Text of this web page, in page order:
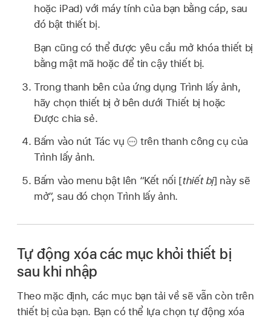
hoặc iPad) với máy tính của bạn bằng cáp, sau
đó bật thiết bị.
Bạn cũng có thể được yêu cầu mở khóa thiết bị
bằng mật mã hoặc để tin cậy thiết bị.
Trong thanh bên của ứng dụng Trình lấy ảnh,
hãy chọn thiết bị ở bên dưới Thiết bị hoặc
Được chia sẻ.
Bấm vào nút Tác vụ
trên thanh công cụ của
Trình lấy ảnh.
Bấm vào menu bật lên “Kết nối [thiết bị] này sẽ
mở”, sau đó chọn Trình lấy ảnh.
Tự động xóa các mục khỏi thiết bị
sau khi nhập
Theo mặc định, các mục bạn tải về sẽ vẫn còn trên
thiết bị của bạn. Bạn có thể lựa chọn tự động xóa